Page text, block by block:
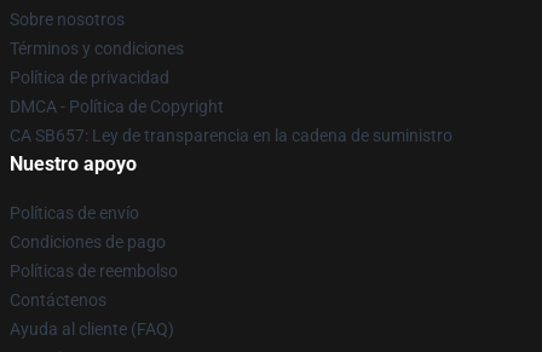
Sobre nosotros
Términos y condiciones
Política de privacidad
DMCA - Política de Copyright
CA SB657: Ley de transparencia en la cadena de suministro
Nuestro apoyo
Políticas de envío
Condiciones de pago
Políticas de reembolso
Contáctenos
Ayuda al cliente (FAQ)